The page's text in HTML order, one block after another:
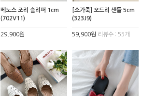
베노스 조리 슬리퍼 1cm
(702V11)
29,900원
[소가죽] 오드리 샌들 5cm
(323J9)
59,900원 리뷰수 : 55개